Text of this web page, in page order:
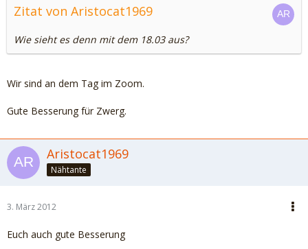
Zitat von Aristocat1969
Wie sieht es denn mit dem 18.03 aus?
Wir sind an dem Tag im Zoom.
Gute Besserung für Zwerg.
Aristocat1969
Nähtante
3. März 2012
Euch auch gute Besserung